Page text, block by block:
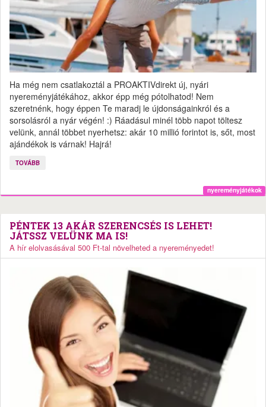
Ha még nem csatlakoztál a PROAKTIVdirekt új, nyári
nyereményjátékához, akkor épp még pótolhatod! Nem
szeretnénk, hogy éppen Te maradj le újdonságainkról és a
sorsolásról a nyár végén! :) Ráadásul minél több napot töltesz
velünk, annál többet nyerhetsz: akár 10 millió forintot is, sőt, most
ajándékok is várnak! Hajrá!
TOVÁBB
nyereményjátékok
PÉNTEK 13 AKÁR SZERENCSÉS IS LEHET!
JÁTSSZ VELÜNK MA IS!
A hír elolvasásával 500 Ft-tal növelheted a nyereményedet!